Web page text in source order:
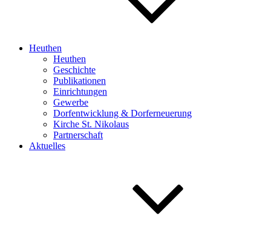
Heuthen
Heuthen
Geschichte
Publikationen
Einrichtungen
Gewerbe
Dorfentwicklung & Dorferneuerung
Kirche St. Nikolaus
Partnerschaft
Aktuelles